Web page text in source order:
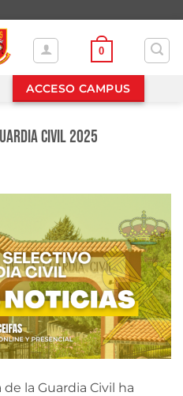
0
ACCESO CAMPUS
Civil 2025
la Guardia Civil ha